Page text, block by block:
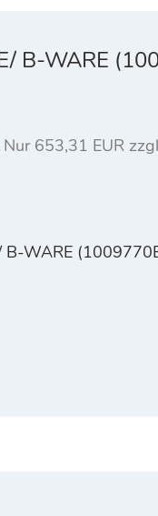
B-WARE
653,31 EUR
B-WARE